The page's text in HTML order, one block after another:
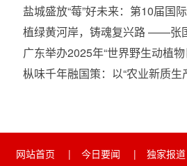
盐城盛放“莓”好未来：第10届国
植绿黄河岸，铸魂复兴路 ——张
广东举办2025年“世界野生动植
枞味千年融国策：以“农业新质
网站首页 | 今日要闻 | 独家报道